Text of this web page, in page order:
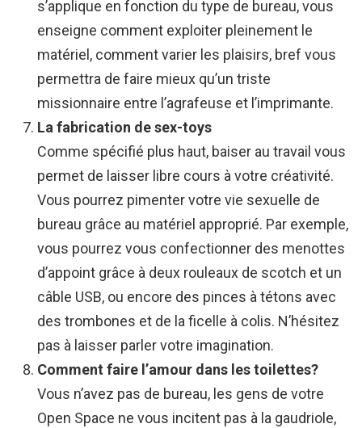
s’applique en fonction du type de bureau, vous
enseigne comment exploiter pleinement le
matériel, comment varier les plaisirs, bref vous
permettra de faire mieux qu’un triste
missionnaire entre l’agrafeuse et l’imprimante.
La fabrication de sex-toys
Comme spécifié plus haut, baiser au travail vous
permet de laisser libre cours à votre créativité.
Vous pourrez pimenter votre vie sexuelle de
bureau grâce au matériel approprié. Par exemple,
vous pourrez vous confectionner des menottes
d’appoint grâce à deux rouleaux de scotch et un
câble USB, ou encore des pinces à tétons avec
des trombones et de la ficelle à colis. N’hésitez
pas à laisser parler votre imagination.
Comment faire l’amour dans les toilettes?
Vous n’avez pas de bureau, les gens de votre
Open Space ne vous incitent pas à la gaudriole,